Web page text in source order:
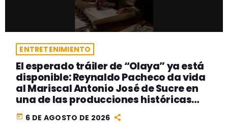
ENTRETENIMIENTO
El esperado tráiler de “Olaya” ya está
disponible: Reynaldo Pacheco da vida
al Mariscal Antonio José de Sucre en
una de las producciones históricas
más ambiciosas del cine peruano
today 6 DE AGOSTO DE 2026